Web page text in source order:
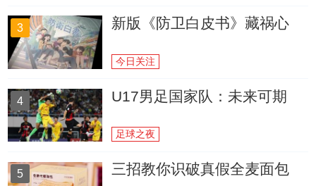
3 新版《防卫白皮书》藏祸心
今日关注
4 U17男足国家队：未来可期
足球之夜
5 三招教你识破真假全麦面包